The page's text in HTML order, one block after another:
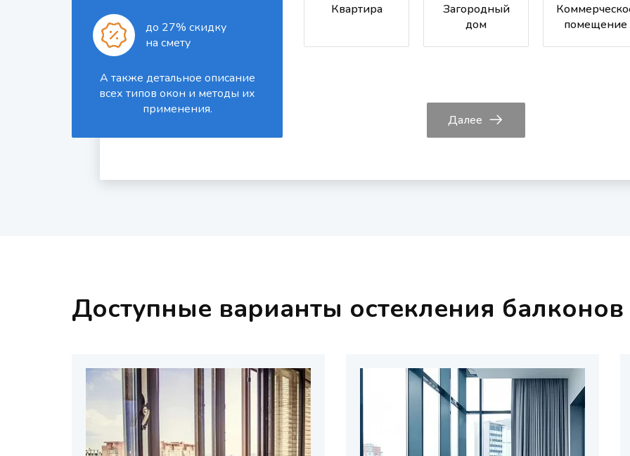
до 27% скидку
на смету
А также детальное описание
всех типов окон и методы их
применения.
Квартира
Загородный
дом
помещение
Далее
Доступные варианты остекления